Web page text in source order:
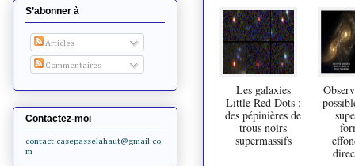
Les galaxies
Little Red Dots :
des pépinières de
trous noirs
supermassifs
S’abonner à
Articles
Commentaires
Contactez-moi
contact.casepasselahaut@gmail.co
m